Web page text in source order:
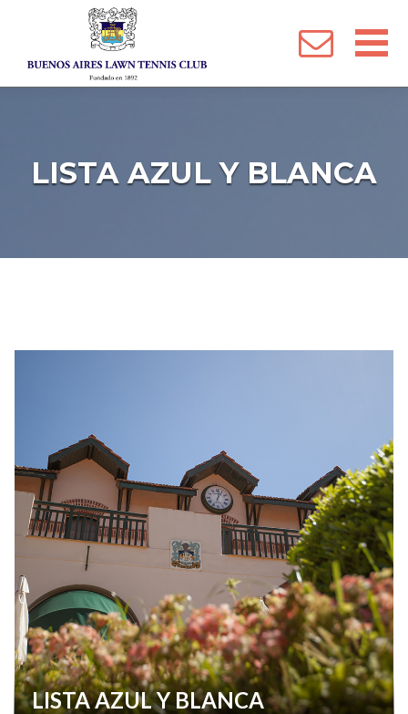
LISTA AZUL Y BLANCA
LISTA AZUL Y BLANCA